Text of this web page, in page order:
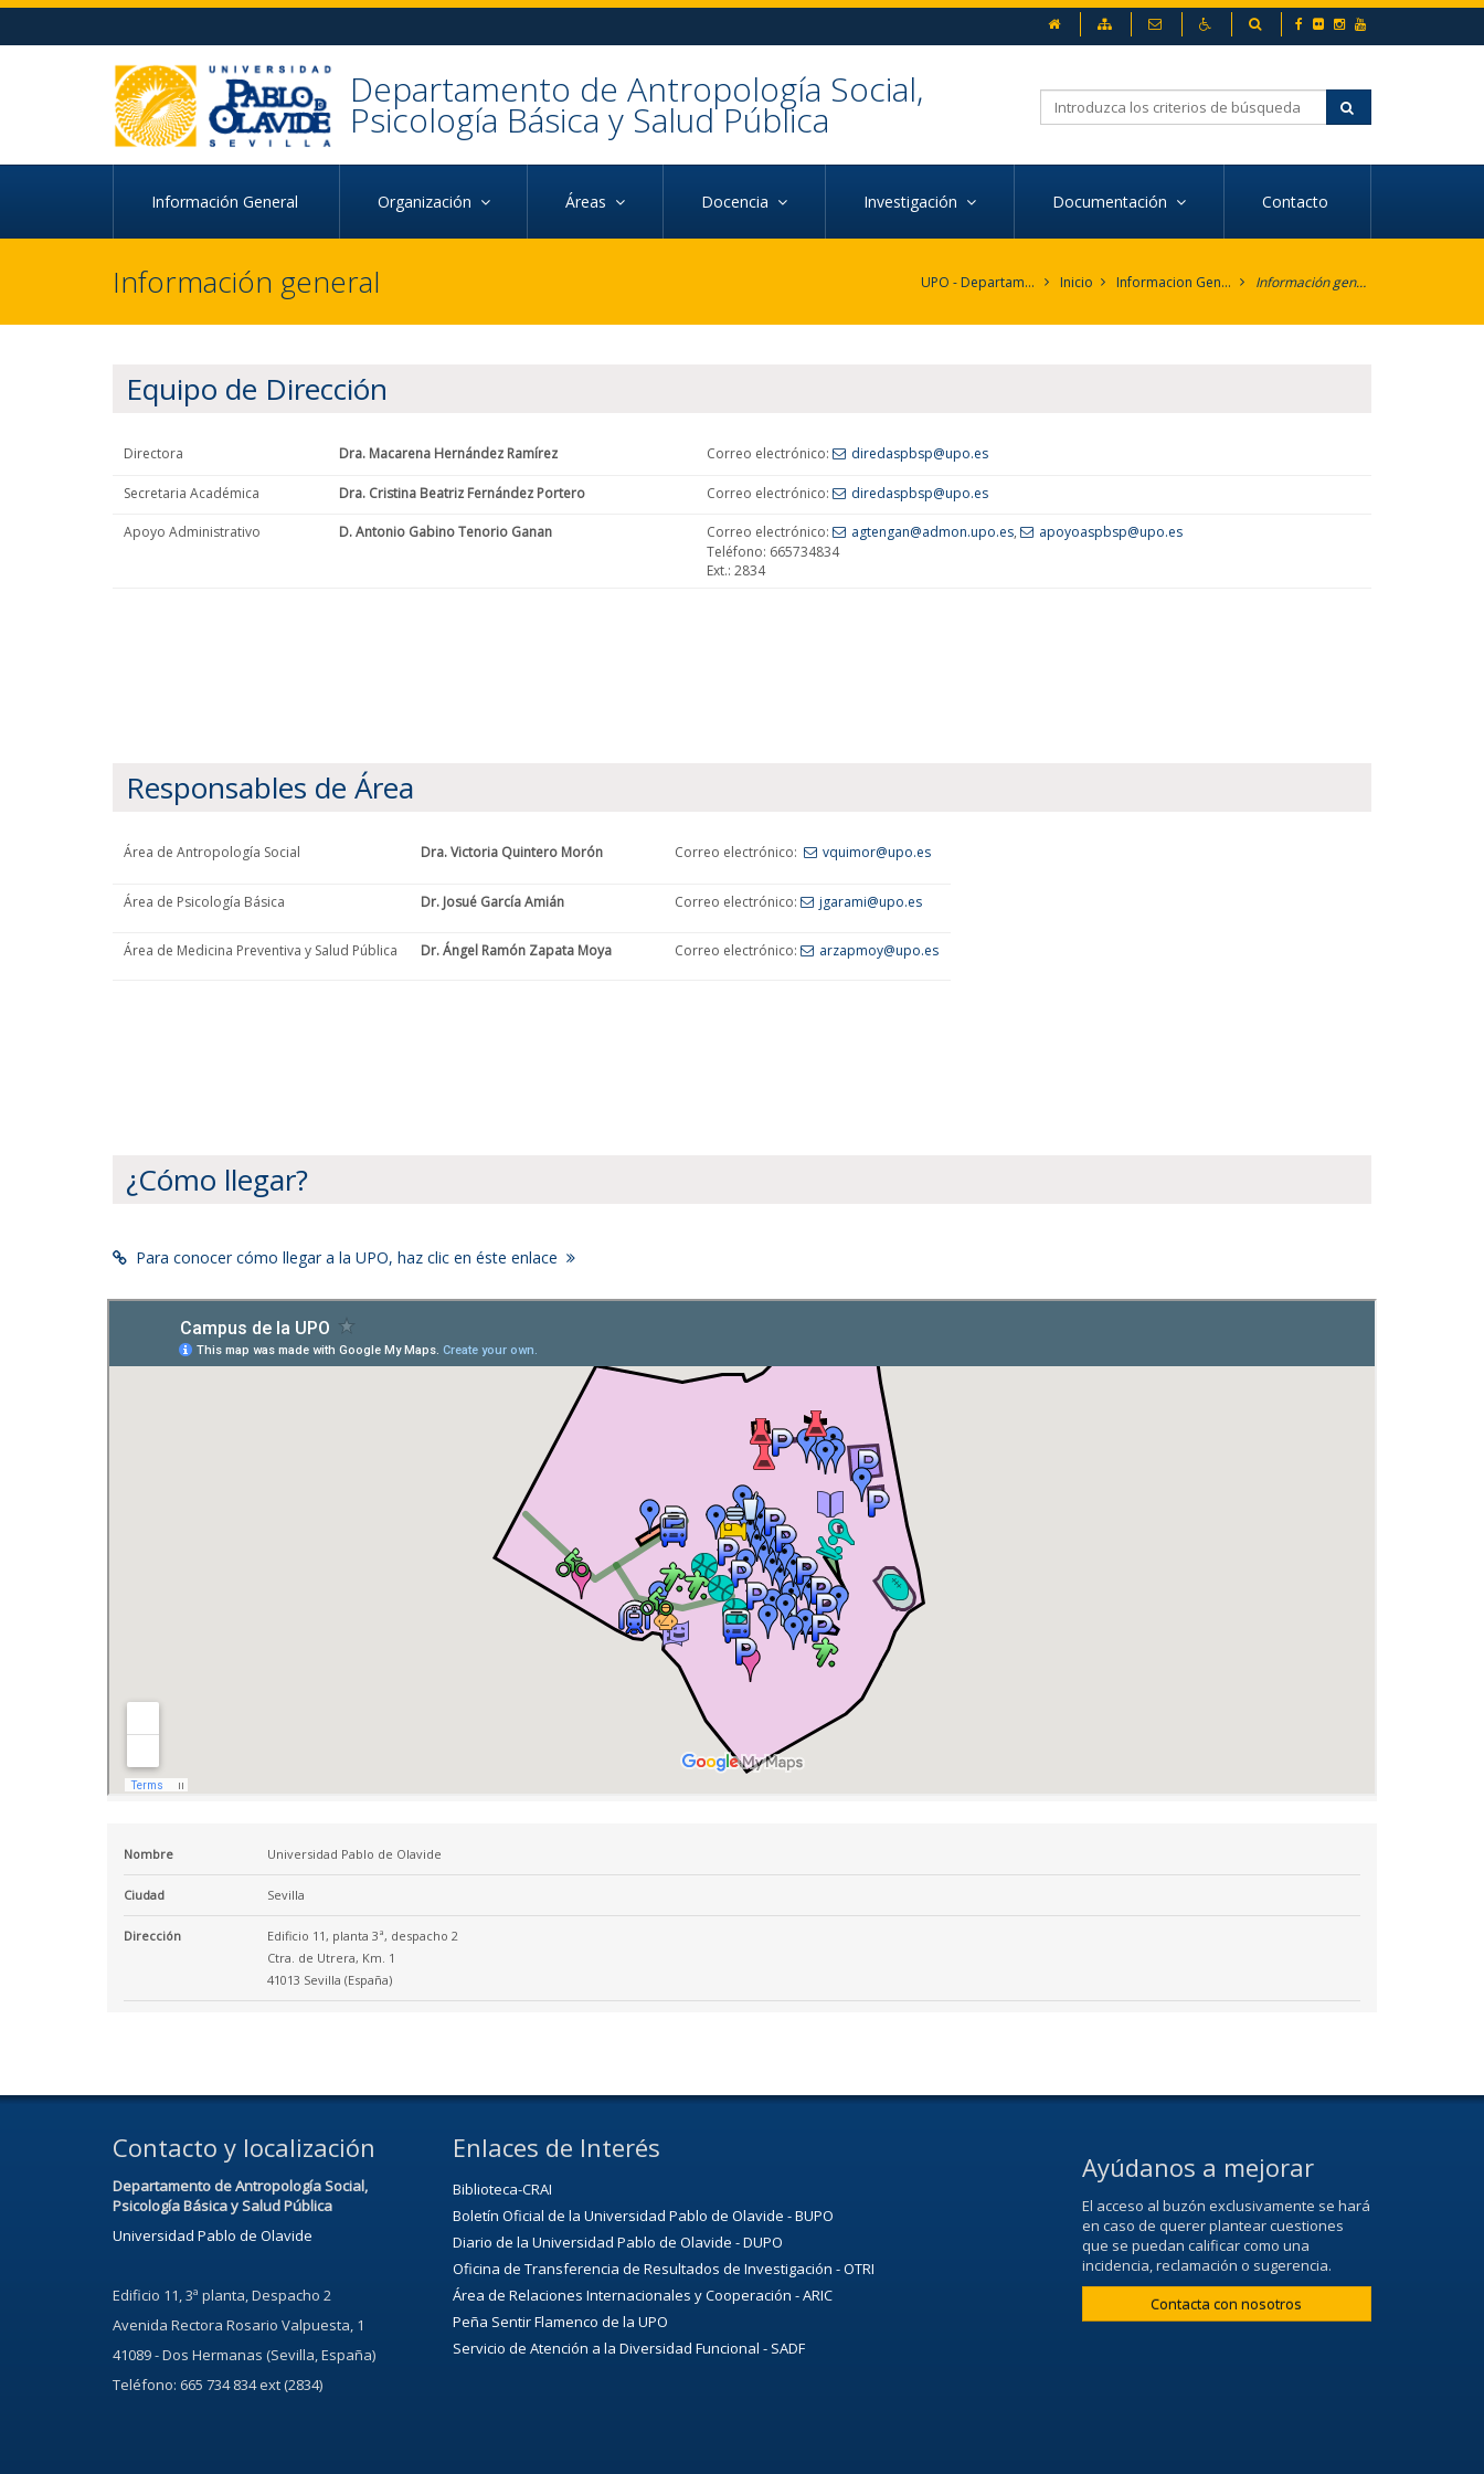
Ir al contenido principal de la página (alt + s)
Ir al pie de la página (alt + p)
Ir al menú principal (alt + u)
Mapa web Contacto AccesibilidadBuscador
Departamento de Antropología Social,
Psicología Básica y Salud Pública
Información General Organización Áreas Docencia Investigación Documentación Contacto
Información general UPO - Departamento de Antropología Social, Psicología Básica y Salud Pública Inicio Informacion General Información general
Equipo de Dirección
Directora Dra. Macarena Hernández Ramírez Correo electrónico: diredaspbsp@upo.es
Secretaria Académica Dra. Cristina Beatriz Fernández Portero Correo electrónico: diredaspbsp@upo.es
Apoyo Administrativo D. Antonio Gabino Tenorio Ganan Correo electrónico: agtengan@admon.upo.es,
apoyoaspbsp@upo.es
Teléfono: 665734834
Ext.: 2834
Responsables de Área
Área de Antropología Social Dra. Victoria Quintero Morón Correo electrónico: vquimor@upo.es
Área de Psicología Básica Dr. Josué García Amián Correo electrónico: jgarami@upo.es
Área de Medicina Preventiva y Salud Pública Dr. Ángel Ramón Zapata Moya Correo electrónico: arzapmoy@upo.es
¿Cómo llegar?
Para conocer cómo llegar a la UPO, haz clic en éste enlace
Nombre Universidad Pablo de Olavide
Ciudad Sevilla
Dirección
Edificio 11, planta 3ª, despacho 2
Ctra. de Utrera, Km. 1
41013 Sevilla (España)
Contacto y localización
Departamento de Antropología Social,
Psicología Básica y Salud Pública
Universidad Pablo de Olavide
Edificio 11, 3ª planta, Despacho 2
Avenida Rectora Rosario Valpuesta, 1
41089 - Dos Hermanas (Sevilla, España)
Teléfono: 665 734 834 ext (2834)
Enlaces de Interés
Biblioteca-CRAI
Boletín Oficial de la Universidad Pablo de Olavide - BUPO
Diario de la Universidad Pablo de Olavide - DUPO
Oficina de Transferencia de Resultados de Investigación - OTRI
Área de Relaciones Internacionales y Cooperación - ARIC
Peña Sentir Flamenco de la UPO
Servicio de Atención a la Diversidad Funcional - SADF
Ayúdanos a mejorar
El acceso al buzón exclusivamente se hará
en caso de querer plantear cuestiones
que se puedan calificar como una
incidencia, reclamación o sugerencia.
Contacta con nosotros